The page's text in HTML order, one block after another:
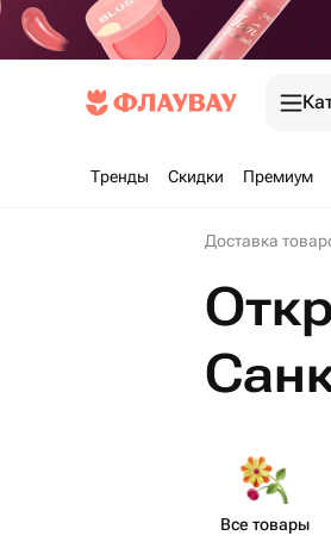
Тренды Скидки Премиум
Доставка
Все товары